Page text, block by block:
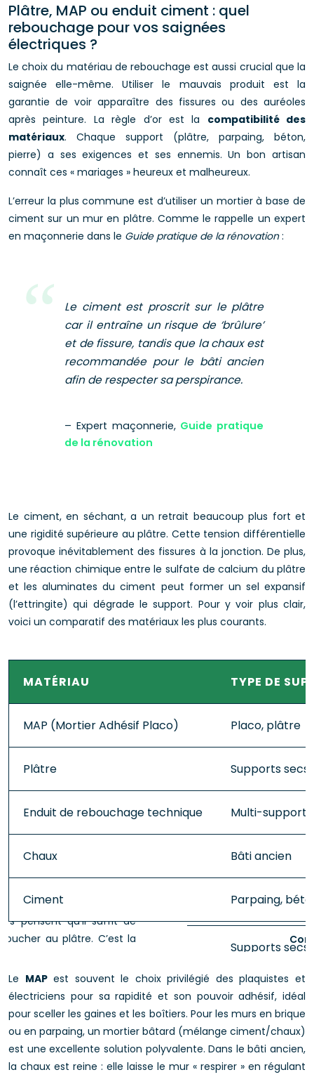
Plâtre, MAP ou enduit ciment : quel
rebouchage pour vos saignées
électriques ?
Le choix du matériau de rebouchage est aussi crucial que la
saignée elle-même. Utiliser le mauvais produit est la
garantie de voir apparaître des fissures ou des auréoles
après peinture. La règle d’or est la compatibilité des
matériaux. Chaque support (plâtre, parpaing, béton,
pierre) a ses exigences et ses ennemis. Un bon artisan
connaît ces « mariages » heureux et malheureux.
L’erreur la plus commune est d’utiliser un mortier à base de
ciment sur un mur en plâtre. Comme le rappelle un expert
en maçonnerie dans le Guide pratique de la rénovation:
Le ciment est proscrit sur le plâtre
car il entraîne un risque de ‘brûlure’
et de fissure, tandis que la chaux est
recommandée pour le bâti ancien
afin de respecter sa perspirance.
– Expert maçonnerie, Guide pratique
de la rénovation
Le ciment, en séchant, a un retrait beaucoup plus fort et
une rigidité supérieure au plâtre. Cette tension différentielle
provoque inévitablement des fissures à la jonction. De plus,
une réaction chimique entre le sulfate de calcium du plâtre
et les aluminates du ciment peut former un sel expansif
(l’ettringite) qui dégrade le support. Pour y voir plus clair,
voici un comparatif des matériaux les plus courants.
MATÉRIAU TYPE DE
MAP (Mortier Adhésif Placo) Placo, plâtre
Plâtre Supports secs
Enduit de rebouchage technique Multi-supports
Chaux Bâti ancien
Ciment Parpaing,
Le MAPest souvent le choix privilégié des plaquistes et
électriciens pour sa rapidité et son pouvoir adhésif, idéal
pour sceller les gaines et les boîtiers. Pour les murs en brique
ou en parpaing, un mortier bâtard (mélange ciment/chaux)
est une excellente solution polyvalente. Dans le bâti ancien,
la chaux est reine : elle laisse le mur « respirer » en régulant